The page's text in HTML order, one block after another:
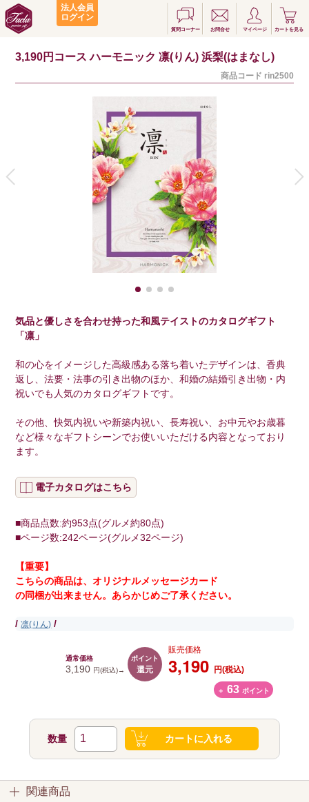
法人会員
ログイン
質問コーナー お問合せ マイページ カートを見る
3,190円コース ハーモニック 凛(りん) 浜梨(はまなし)
商品コード rin2500
気品と優しさを合わせ持った和風テイストのカタログギフト
「凛」
和の心をイメージした高級感ある落ち着いたデザインは、香典
返し、法要・法事の引き出物のほか、和婚の結婚引き出物・内
祝いでも人気のカタログギフトです。
その他、快気内祝いや新築内祝い、長寿祝い、お中元やお歳暮
など様々なギフトシーンでお使いいただける内容となっており
ます。
電子カタログはこちら
■商品点数:約953点(グルメ約80点)
■ページ数:242ページ(グルメ32ページ)
【重要】
こちらの商品は、オリジナルメッセージカード
の同梱が出来ません。あらかじめご了承ください。
/凛(りん) /
通常価格
3,190 円(税込)→
ポイント
還元
販売価格
3,190 円(税込)
＋ 63 ポイント
数量 カートに入れる
関連商品